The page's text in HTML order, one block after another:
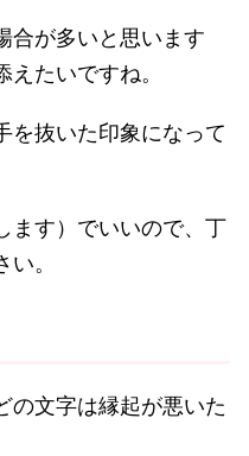
合が多いと思います
えたいですね。
を抜いた印象になって
ます）でいいので、丁
。
文字は縁起が悪いた